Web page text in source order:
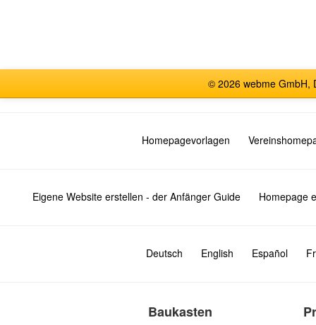
© 2026 webme GmbH,
Homepagevorlagen
Eigene Website erstellen - der Anfänger Guide Homepage
Deutsch English Español
Baukasten